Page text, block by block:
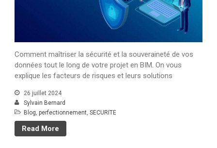
Comment maîtriser la sécurité et la souveraineté de vos
données tout le long de votre projet en BIM. On vous
explique les facteurs de risques et leurs solutions
26 juillet 2024
Sylvain Bernard
Blog, perfectionnement, SECURITE
Read More